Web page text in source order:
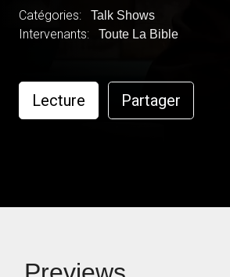
Catégories: Talk Shows
Intervenants: Toute La Bible
Lecture Partager